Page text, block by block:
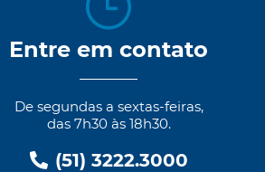
Entre em contato
De segundas a sextas-feiras,
das 7h30 às 18h30.
(51) 3222.3000